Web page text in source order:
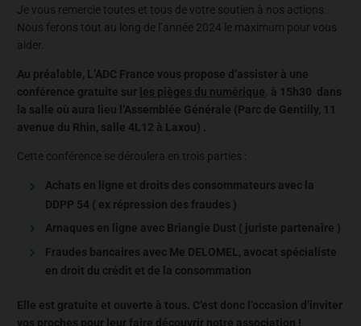
Je vous remercie toutes et tous de votre soutien à nos actions.
Nous ferons tout au long de l’année 2024 le maximum pour vous
aider.
Au préalable, L’ADC France vous propose d’assister à une
conférence gratuite sur les pièges du numérique. à 15h30 dans
la salle où aura lieu l’Assemblée Générale (Parc de Gentilly, 11
avenue du Rhin, salle 4L12 à Laxou) .
Cette conférence se déroulera en trois parties :
Achats en ligne et droits des consommateurs avec la
DDPP 54 ( ex répression des fraudes )
Arnaques en ligne avec Briangie Dust ( juriste partenaire )
Fraudes bancaires avec Me DELOMEL, avocat spécialiste
en droit du crédit et de la consommation
Elle est gratuite et ouverte à tous. C’est donc l’occasion d’inviter
vos proches pour leur faire découvrir notre association !